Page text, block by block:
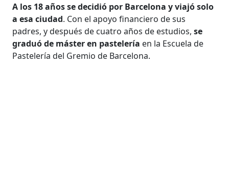
A los 18 años se decidió por Barcelona y viajó solo
a esa ciudad. Con el apoyo financiero de sus
padres, y después de cuatro años de estudios, se
graduó de máster en pastelería en la Escuela de
Pastelería del Gremio de Barcelona.